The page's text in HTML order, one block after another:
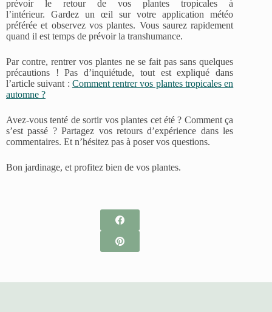
prévoir le retour de vos plantes tropicales à
l’intérieur. Gardez un œil sur votre application météo
préférée et observez vos plantes. Vous saurez rapidement
quand il est temps de prévoir la transhumance.
Par contre, rentrer vos plantes ne se fait pas sans quelques
précautions ! Pas d’inquiétude, tout est expliqué dans
l’article suivant : Comment rentrer vos plantes tropicales en
automne ?
Avez-vous tenté de sortir vos plantes cet été ? Comment ça
s’est passé ? Partagez vos retours d’expérience dans les
commentaires. Et n’hésitez pas à poser vos questions.
Bon jardinage, et profitez bien de vos plantes.